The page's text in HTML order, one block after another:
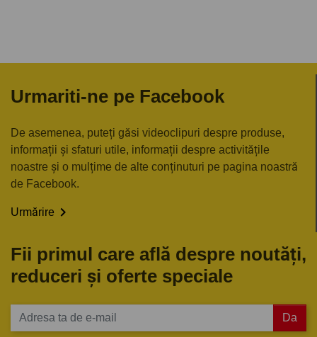
Urmariti-ne pe Facebook
De asemenea, puteți găsi videoclipuri despre produse,
informații și sfaturi utile, informații despre activitățile
noastre și o mulțime de alte conținuturi pe pagina noastră
de Facebook.
Urmărire 
Fii primul care află despre noutăți,
reduceri și oferte speciale
Da